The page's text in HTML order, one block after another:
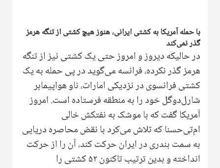
با حمله آمریکا به کشتی ایرانی، هنوز هیچ کشتی از تنگه هرمز
گذر نمی‌کند
در حالیکه دیروز و امروز حتی یک کشتی نیز از تنگه
هرمز گذر نکرده، فرانسه می‌گوید در پی حمله به یک
کشتی فرانسوی در نزدیکی امارات، ناو هواپیمابر
شارل‌دوگل خود را به منطقه فرستاده است. امروز
آمریکا گفت که با موشک به نفتکش خالی
ام‌تی‌حسنا که تلاش می‌کرد با نقض محاصره دریایی
به سمت بندری در ایران حرکت کند، آن را از حرکت
انداخته و بدین ترتیب تاکنون ۵۲ کشتی را